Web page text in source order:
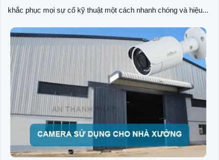
khắc phục mọi sự cố kỹ thuật một cách nhanh chóng và hiệu...